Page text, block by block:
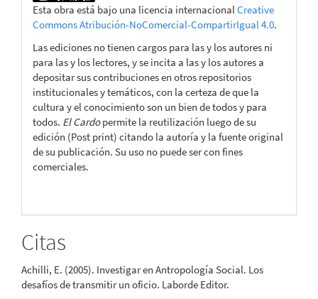
Esta obra está bajo una licencia internacionalCreative
Commons Atribución-NoComercial-CompartirIgual 4.0.
Las ediciones no tienen cargos para las y los autores ni
para las y los lectores, y se incita a las y los autores a
depositar sus contribuciones en otros repositorios
institucionales y temáticos, con la certeza de que la
cultura y el conocimiento son un bien de todos y para
todos. El Cardopermite la reutilización luego de su
edición (Post print) citando la autoría y la fuente original
de su publicación. Su uso no puede ser con fines
comerciales.
Citas
Achilli, E. (2005). Investigar en Antropología Social. Los
desafíos de transmitir un oficio. Laborde Editor.